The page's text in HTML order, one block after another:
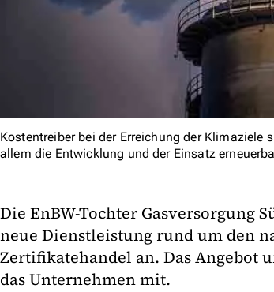
Kostentreiber bei der Erreichung der
allem die Entwicklung und der Einsatz
Die EnBW-Tochter Gasversorgung
neue Dienstleistung rund um den
Zertifikatehandel an. Das Angebot
das Unternehmen mit.